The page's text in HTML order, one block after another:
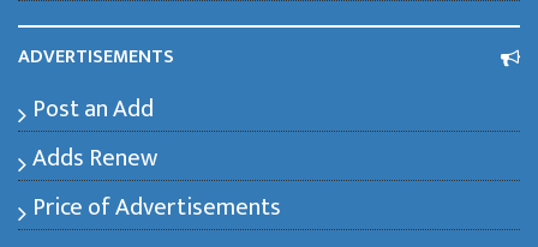
ADVERTISEMENTS
Post an Add
Adds Renew
Price of Advertisements